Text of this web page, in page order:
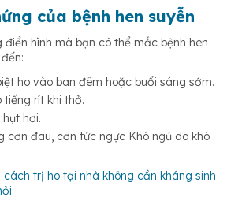
của bệnh hen suyễn
điển hình mà bạn có thể mắc bệnh hen
ho vào ban đêm hoặc buổi sáng sớm.
tiếng rít khi thở.
hơi.
cơn đau, cơn tức ngực Khó ngủ do khó
cách trị ho tại nhà không cần kháng sinh